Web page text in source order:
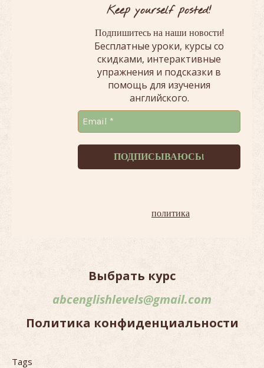
Keep yourself posted!
Подпишитесь на наши новости!
Бесплатные уроки, курсы со
скидками, интерактивные
упражнения и подсказки в
помощь для изучения
английского.
политика
Выбрать курс
abcenglishlevels@gmail.com
Политика конфиденциальности
Tags